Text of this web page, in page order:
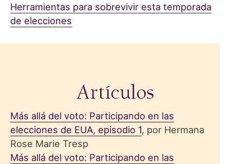
Herramientas para sobrevivir esta temporada
de elecciones
Artículos
Más allá del voto: Participando en las
elecciones de EUA, episodio 1, por Hermana
Rose Marie Tresp
Más allá del voto: Participando en las